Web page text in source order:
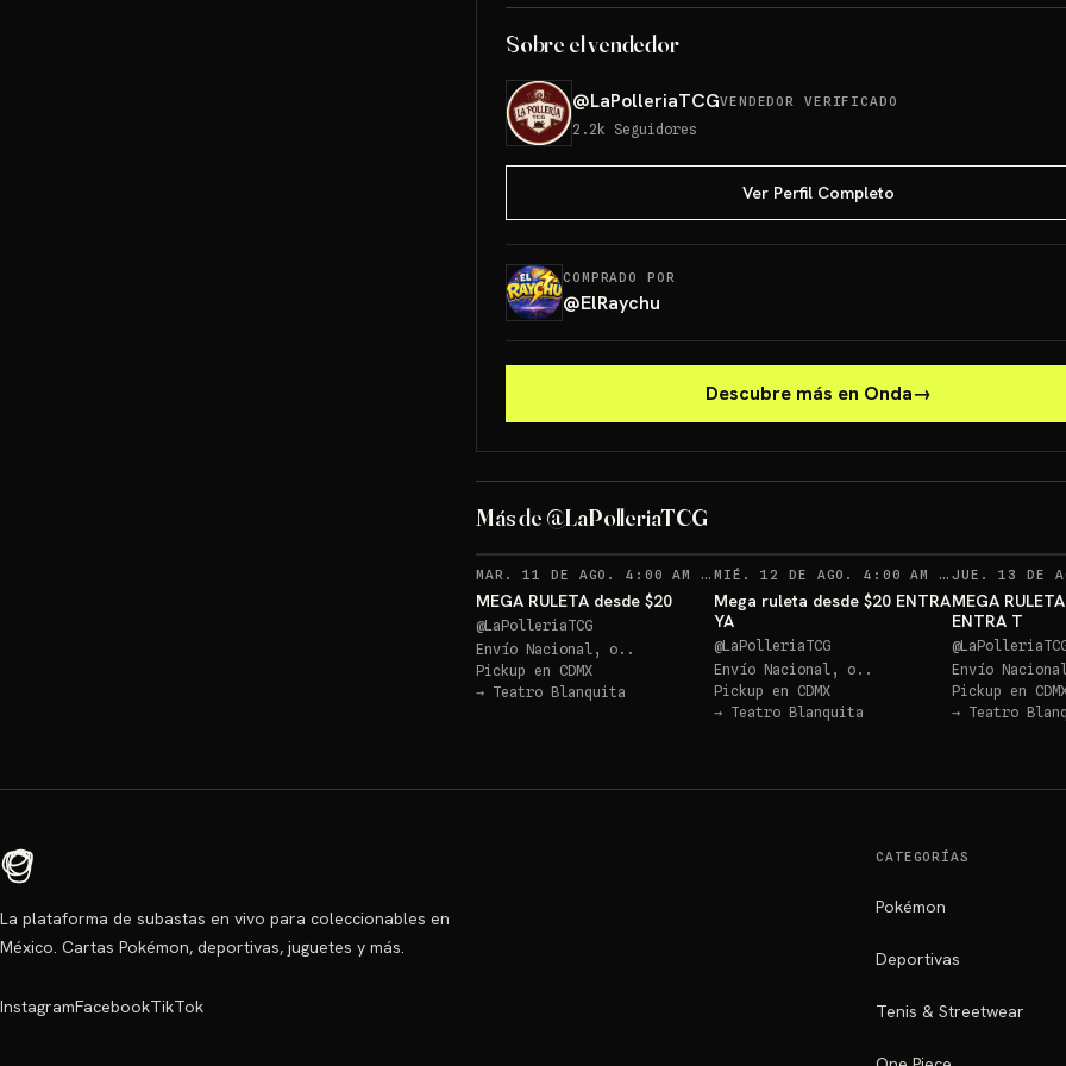
Sobre el vendedor
@LaPolleriaTCGVENDEDOR VERIFICADO
2.2k Seguidores
Ver Perfil Completo
COMPRADO POR
@ElRaychu
Descubre más en Onda→
Más de @LaPolleriaTCG
MAR. 11 DE AGO. 4:00 AM ·162RECORDATORIOS
MEGA RULETA desde $20
@LaPolleriaTCG
Envío Nacional, o..
Pickup en CDMX
→ Teatro Blanquita
MIÉ. 12 DE AGO. 4:00 AM ·147
Mega ruleta desde $20 ENTRA
YA
@LaPolleriaTCG
Envío Nacional, o..
Pickup en CDMX
→ Teatro Blanquita
JUE. 13 DE
MEGA
ENTRA T
@
Envío
Pickup en
→ Teatro
La plataforma de subastas en vivo para coleccionables en
México. Cartas Pokémon, deportivas, juguetes y más.
InstagramFacebookTikTok
CATEGORÍAS
Pokémon
Deportivas
Tenis & Streetwear